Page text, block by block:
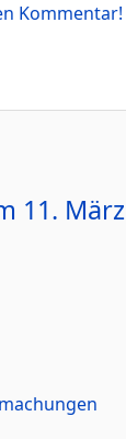
Kommentar!
11. März